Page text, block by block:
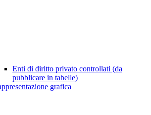
Enti di diritto privato controllati (da
pubblicare in tabelle)
grafica